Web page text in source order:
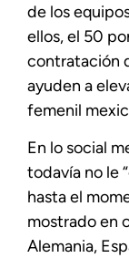
de los
ellos, el 50
contratación
ayuden a
femenil
En lo social
todavía no le
hasta el
mostrado en
Alemania,